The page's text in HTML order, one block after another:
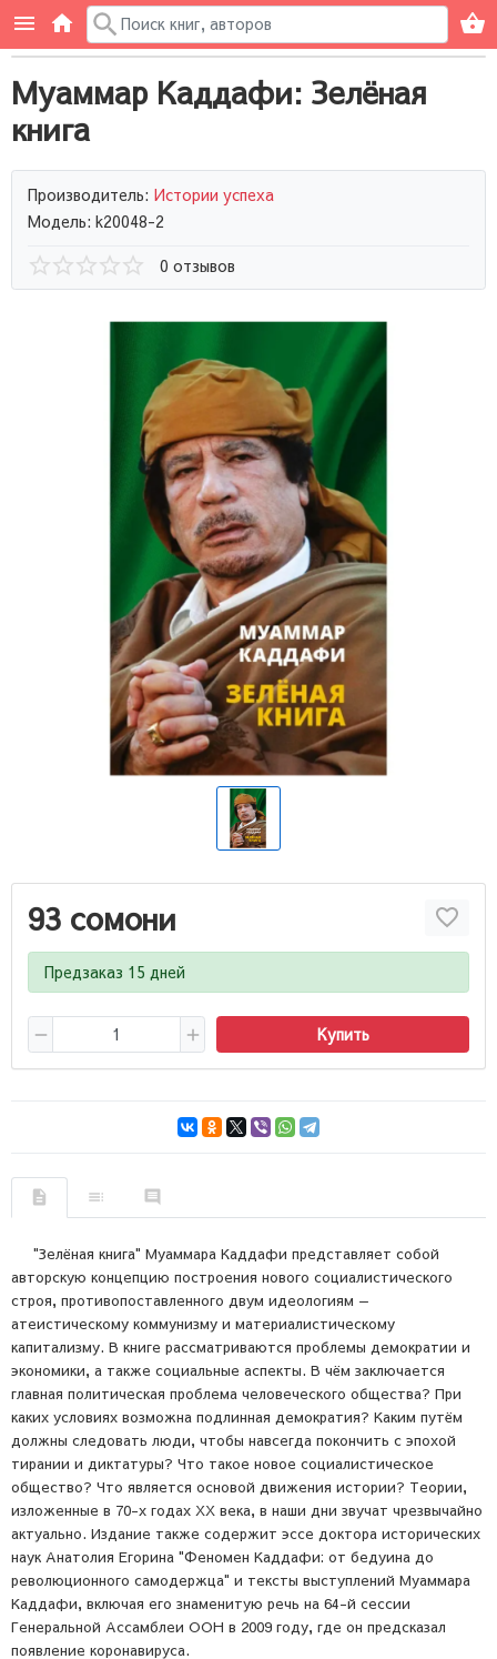
Муаммар Каддафи: Зелёная
книга
Производитель: Истории успеха
Модель: k20048-2
0 отзывов
93 сомони
Предзаказ 15 дней
Купить
"Зелёная книга" Муаммара Каддафи представляет собой
авторскую концепцию построения нового социалистического
строя, противопоставленного двум идеологиям —
атеистическому коммунизму и материалистическому
капитализму. В книге рассматриваются проблемы демократии и
экономики, а также социальные аспекты. В чём заключается
главная политическая проблема человеческого общества? При
каких условиях возможна подлинная демократия? Каким путём
должны следовать люди, чтобы навсегда покончить с эпохой
тирании и диктатуры? Что такое новое социалистическое
общество? Что является основой движения истории? Теории,
изложенные в 70-х годах XX века, в наши дни звучат чрезвычайно
актуально. Издание также содержит эссе доктора исторических
наук Анатолия Егорина "Феномен Каддафи: от бедуина до
революционного самодержца" и тексты выступлений Муаммара
Каддафи, включая его знаменитую речь на 64-й сессии
Генеральной Ассамблеи ООН в 2009 году, где он предсказал
появление коронавируса.